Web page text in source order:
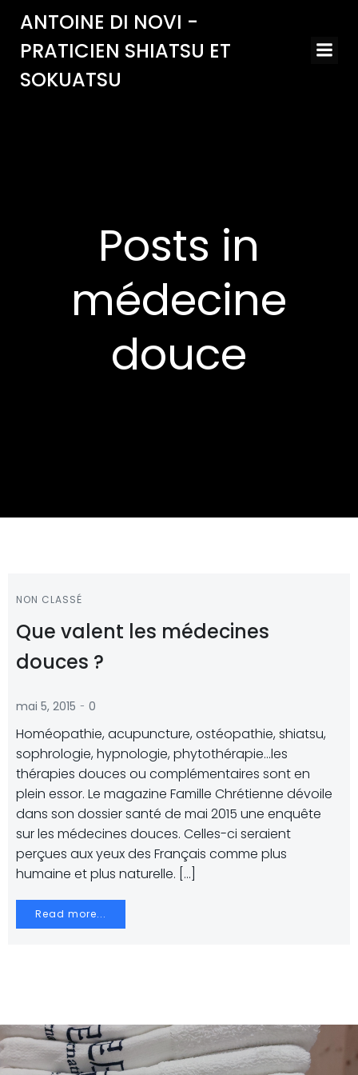
au
contenu
ANTOINE DI NOVI -
PRATICIEN SHIATSU ET
SOKUATSU
Posts in
médecine
douce
NON CLASSÉ
Que valent les médecines
douces ?
mai 5, 2015 - 0
Homéopathie, acupuncture, ostéopathie, shiatsu,
sophrologie, hypnologie, phytothérapie…les
thérapies douces ou complémentaires sont en
plein essor. Le magazine Famille Chrétienne dévoile
dans son dossier santé de mai 2015 une enquête
sur les médecines douces. Celles-ci seraient
perçues aux yeux des Français comme plus
humaine et plus naturelle. […]
Read more...